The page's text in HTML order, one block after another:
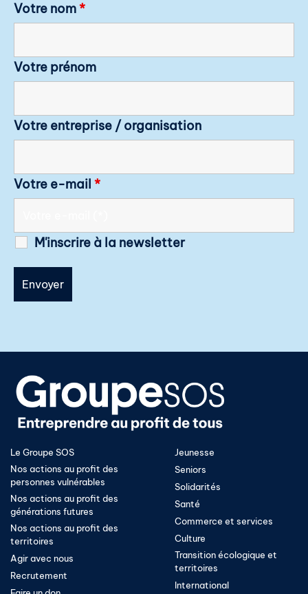
Votre nom*
Votre prénom
Votre entreprise / organisation
Votre e-mail *
M'inscrire à la newsletter
Le Groupe SOS
Nos actions au profit des
personnes vulnérables
Nos actions au profit des
générations futures
Nos actions au profit des
territoires
Agir avec nous
Recrutement
Jeunesse
Seniors
Solidarités
Santé
Commerce et services
Culture
Transition écologique et
territoires​
International